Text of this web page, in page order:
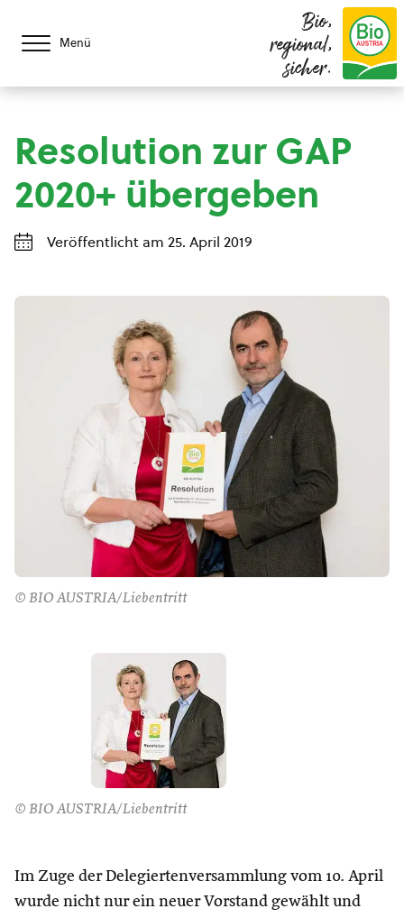
Menü
Bio,
regional,
sicher.
Resolution zur GAP
2020+ übergeben
Veröffentlicht am 25. April 2019
© BIO AUSTRIA/Liebentritt
© BIO AUSTRIA/Liebentritt
Im Zuge der Delegiertenversammlung vom 10. April
wurde nicht nur ein neuer Vorstand gewählt und